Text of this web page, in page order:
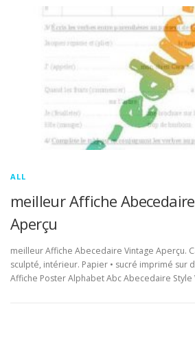
ALL
meilleur Affiche
Aperçu
meilleur Affiche Abecedaire Vintage Aperçu.
sculpté, intérieur. Papier • sucré imprimé sur
Affiche Poster Alphabet Abc Abecedaire Style